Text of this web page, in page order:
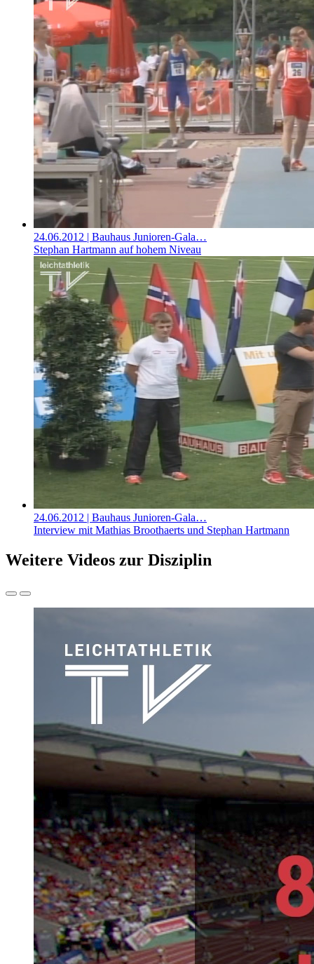
24.06.2012 | Bauhaus Junioren-Gala…
Stephan Hartmann auf hohem Niveau
24.06.2012 | Bauhaus Junioren-Gala…
Interview mit Mathias Broothaerts und Stephan Hartmann
Weitere Videos zur Disziplin